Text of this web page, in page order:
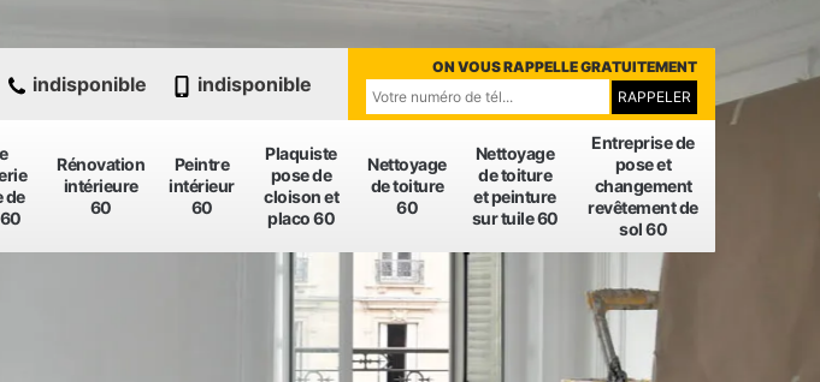
de
Rénovation
intérieure
60
Peintre
intérieur
60
Plaquiste
pose de
cloison et
placo 60
Nettoyage
de toiture
60
Nettoyage
de toiture
et peinture
sur tuile 60
Entreprise de
pose et
changement
revêtement de
sol 60
indisponible indisponible
ON VOUS RAPPELLE GRATUITEMENT